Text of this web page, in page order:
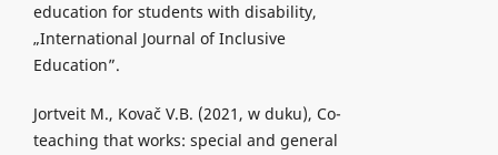
education for students with disability,
„International Journal of Inclusive
Education”.
Jortveit M., Kovač V.B. (2021, w duku), Co-
teaching that works: special and general